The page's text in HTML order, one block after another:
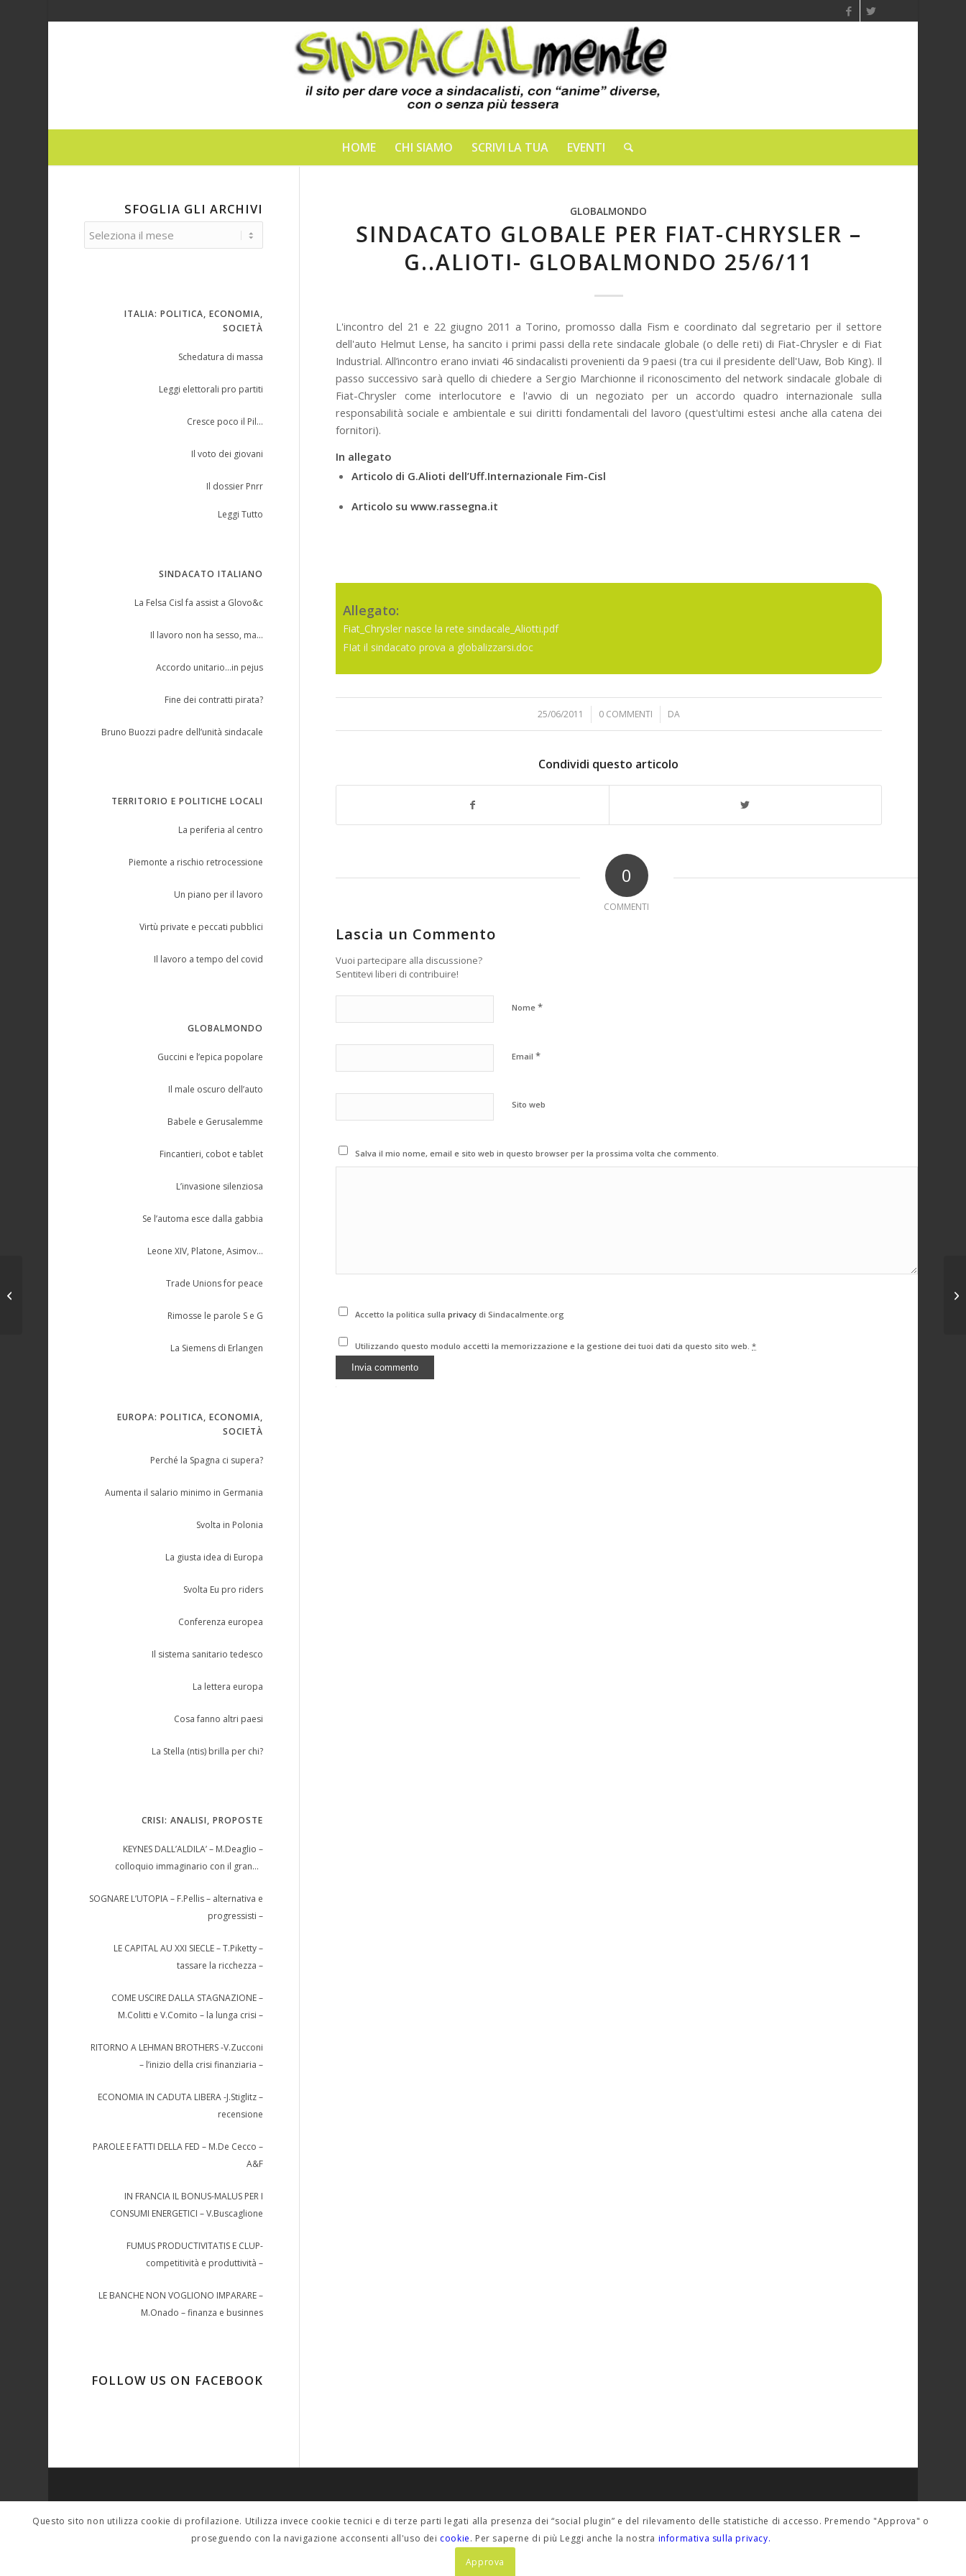
HOME CHI SIAMO SCRIVI LA TUA EVENTI
GLOBALMONDO
SINDACATO GLOBALE PER FIAT-CHRYSLER –
G..ALIOTI- GLOBALMONDO 25/6/11
L'incontro del 21 e 22 giugno 2011 a Torino, promosso dalla Fism e coordinato dal segretario per il settore
dell'auto Helmut Lense, ha sancito i primi passi della rete sindacale globale (o delle reti) di Fiat-Chrysler e di Fiat
Industrial. All’incontro erano inviati 46 sindacalisti provenienti da 9 paesi (tra cui il presidente dell'Uaw, Bob King). Il
passo successivo sarà quello di chiedere a Sergio Marchionne il riconoscimento del network sindacale globale di
Fiat-Chrysler come interlocutore e l'avvio di un negoziato per un accordo quadro internazionale sulla
responsabilità sociale e ambientale e sui diritti fondamentali del lavoro (quest'ultimi estesi anche alla catena dei
fornitori).
In allegato
Articolo di G.Alioti dell’Uff.Internazionale Fim-Cisl
Articolo su www.rassegna.it
Allegato:
Fiat_Chrysler nasce la rete sindacale_Aliotti.pdf
FIat il sindacato prova a globalizzarsi.doc
25/06/2011
/ 0 COMMENTI
/ DA
Condividi questo articolo
0
COMMENTI
Lascia un Commento
Vuoi partecipare alla discussione?
Sentitevi liberi di contribuire!
Nome *
Email *
Sito web
Salva il mio nome, email e sito web in questo browser per la prossima volta che commento.
Accetto la politica sullaprivacydi Sindacalmente.org
Utilizzando questo modulo accetti la memorizzazione e la gestione dei tuoi dati da questo sito web.*
SFOGLIA GLI ARCHIVI
ITALIA: POLITICA, ECONOMIA,
SOCIETÀ
Schedatura di massa
Leggi elettorali pro partiti
Cresce poco il Pil…
Il voto dei giovani
Il dossier Pnrr
Leggi Tutto
SINDACATO ITALIANO
La Felsa Cisl fa assist a Glovo&c
Il lavoro non ha sesso, ma…
Accordo unitario…in pejus
Fine dei contratti pirata?
Bruno Buozzi padre dell’unità sindacale
TERRITORIO E POLITICHE LOCALI
La periferia al centro
Piemonte a rischio retrocessione
Un piano per il lavoro
Virtù private e peccati pubblici
Il lavoro a tempo del covid
GLOBALMONDO
Guccini e l’epica popolare
Il male oscuro dell’auto
Babele e Gerusalemme
Fincantieri, cobot e tablet
L’invasione silenziosa
Se l’automa esce dalla gabbia
Leone XIV, Platone, Asimov…
Trade Unions for peace
Rimosse le parole S e G
La Siemens di Erlangen
EUROPA: POLITICA, ECONOMIA,
SOCIETÀ
Perché la Spagna ci supera?
Aumenta il salario minimo in Germania
Svolta in Polonia
La giusta idea di Europa
Svolta Eu pro riders
Conferenza europea
Il sistema sanitario tedesco
La lettera europa
Cosa fanno altri paesi
La Stella (ntis) brilla per chi?
CRISI: ANALISI, PROPOSTE
KEYNES DALL’ALDILA’ – M.Deaglio –
colloquio immaginario con il grande
SOGNARE L’UTOPIA – F.Pellis – alternativa e
progressisti –
LE CAPITAL AU XXI SIECLE – T.Piketty –
tassare la ricchezza –
COME USCIRE DALLA STAGNAZIONE –
M.Colitti e V.Comito – la lunga crisi –
RITORNO A LEHMAN BROTHERS -V.Zucconi
– l’inizio della crisi finanziaria –
ECONOMIA IN CADUTA LIBERA -J.Stiglitz –
recensione
PAROLE E FATTI DELLA FED – M.De Cecco –
A&F
IN FRANCIA IL BONUS-MALUS PER I
CONSUMI ENERGETICI – V.Buscaglione
FUMUS PRODUCTIVITATIS E CLUP-
competitività e produttività –
LE BANCHE NON VOGLIONO IMPARARE –
M.Onado – finanza e businnes
FOLLOW US ON FACEBOOK
SINDACALMENTE
Per contatti scrivere a: tferigo@gmail.com serafino@etabeta.it
POLICY PRIVACY
Informativa estesa
LA VOCE DEL POPOLO – S.Vento –
Questo sito non utilizza cookie di profilazione. Utilizza invece cookie tecnici e di terze parti legati alla presenza dei “social plugin” e del rilevamento delle statistiche di accesso. Premendo "Approva" o
proseguendo con la navigazione acconsenti all'uso dei cookie. Per saperne di più Leggi anche la nostra informativa sulla privacy.
Approva